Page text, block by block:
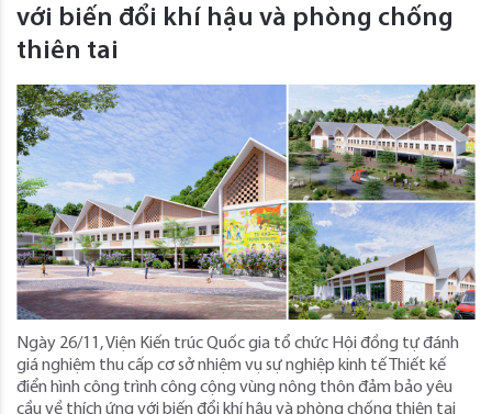
với biến đổi khí hậu và phòng chống
thiên tai
Ngày 26/11, Viện Kiến trúc Quốc gia tổ chức Hội đồng tự đánh
giá nghiệm thu cấp cơ sở nhiệm vụ sự nghiệp kinh tế Thiết kế
điển hình công trình công cộng vùng nông thôn đảm bảo yêu
cầu về thích ứng với biến đổi khí hậu và phòng chống thiên tai